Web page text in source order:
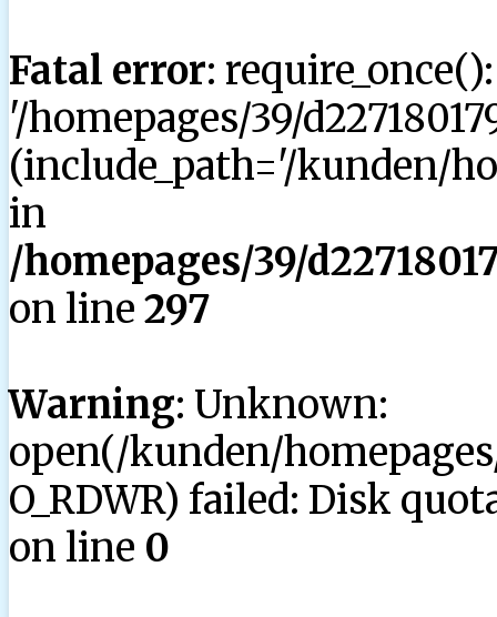
Fatal error:
'/homepages/39/
(include_path='/kunden/
in
/homepages/39/
on line 297
Warning: Unknown:
open(/kunden/
O_RDWR) failed: Disk
on line 0